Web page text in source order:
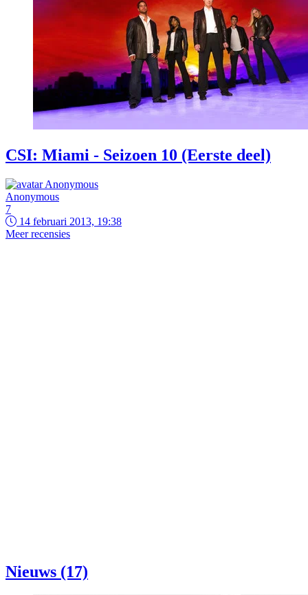
CSI: Miami - Seizoen 10 (Eerste deel)
Anonymous
7
14 februari 2013, 19:38
Meer recensies
Nieuws (17)